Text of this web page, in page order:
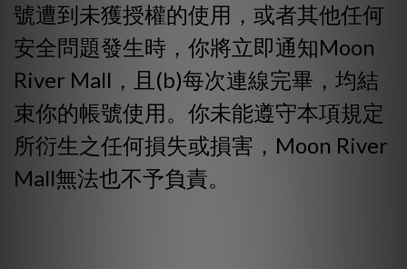
號遭到未獲授權的使用，或者其他任何
安全問題發生時，你將立即通知Moon
River Mall，且(b)每次連線完畢，均結
束你的帳號使用。你未能遵守本項規定
所衍生之任何損失或損害，Moon River
Mall無法也不予負責。